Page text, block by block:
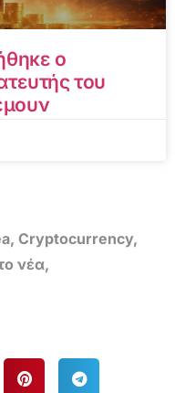
ο
του
, Cryptocurrency,
νέα,